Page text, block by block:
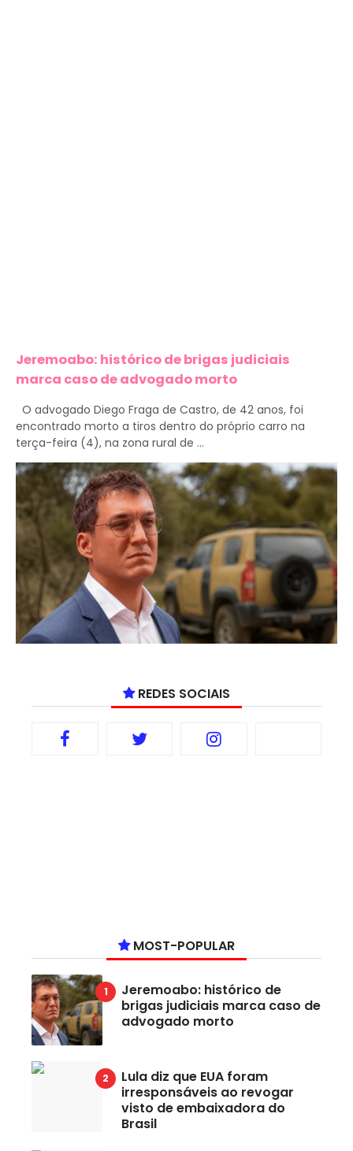
Jeremoabo: histórico de brigas judiciais
marca caso de advogado morto
O advogado Diego Fraga de Castro, de 42 anos, foi
encontrado morto a tiros dentro do próprio carro na
terça-feira (4), na zona rural de ...
REDES SOCIAIS
MOST-POPULAR
Jeremoabo: histórico de
brigas judiciais marca caso de
advogado morto
Lula diz que EUA foram
irresponsáveis ao revogar
visto de embaixadora do
Brasil